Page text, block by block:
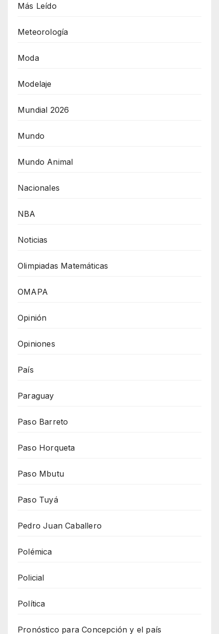
Más Leído
Meteorología
Moda
Modelaje
Mundial 2026
Mundo
Mundo Animal
Nacionales
NBA
Noticias
Olimpiadas Matemáticas
OMAPA
Opinión
Opiniones
País
Paraguay
Paso Barreto
Paso Horqueta
Paso Mbutu
Paso Tuyá
Pedro Juan Caballero
Polémica
Policial
Política
Pronóstico para Concepción y el país